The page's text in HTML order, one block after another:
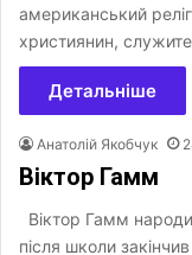
американський
християнин,
Детальніше
Анатолій Якобчук
Віктор Гамм
Віктор Гамм
після школи